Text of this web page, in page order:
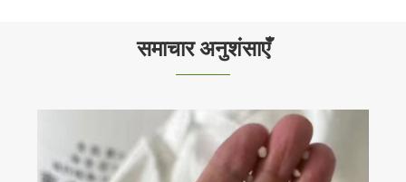
समाचार अनुशंसाएँ